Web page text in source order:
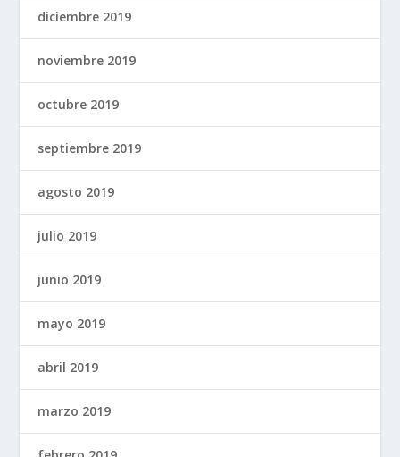
diciembre 2019
noviembre 2019
octubre 2019
septiembre 2019
agosto 2019
julio 2019
junio 2019
mayo 2019
abril 2019
marzo 2019